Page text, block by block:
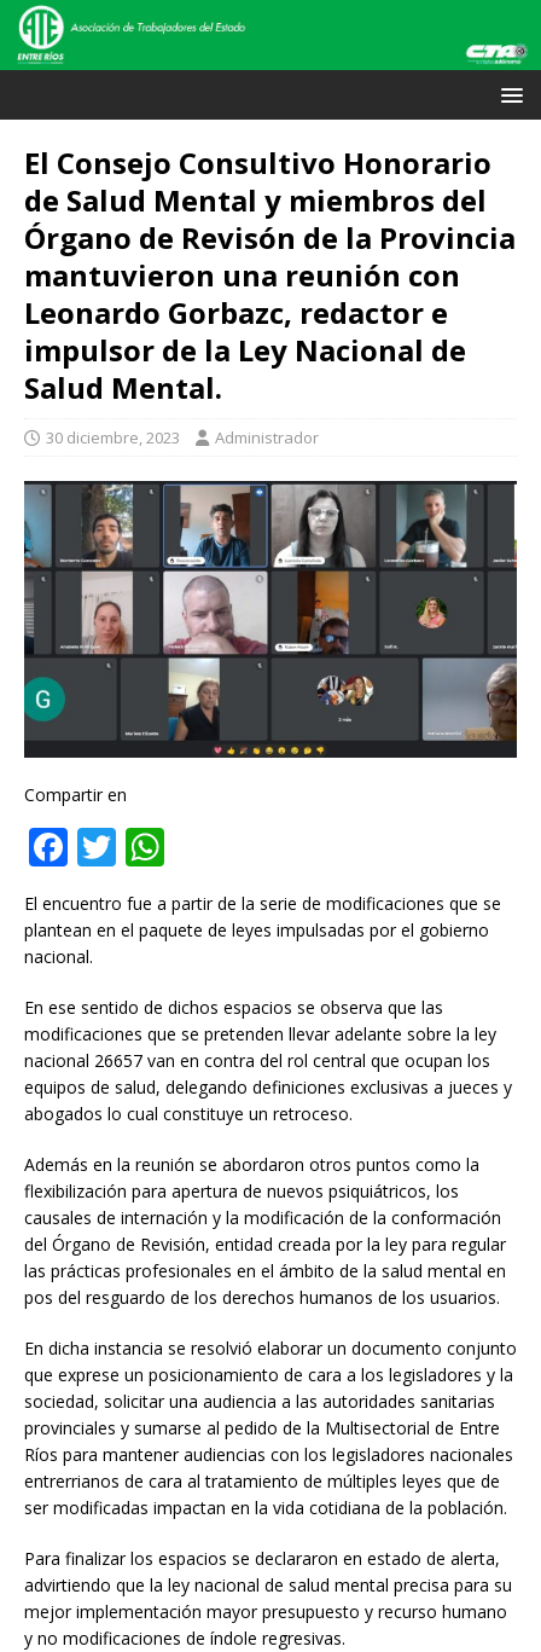
El Consejo Consultivo Honorario
de Salud Mental y miembros del
Órgano de Revisón de la Provincia
mantuvieron una reunión con
Leonardo Gorbazc, redactor e
impulsor de la Ley Nacional de
Salud Mental.
30 diciembre, 2023 Administrador
Compartir en
F
c
e
b
o
o
k
T
w
it
r
at
A
p
p
El encuentro fue a partir de la serie de modificaciones que se
plantean en el paquete de leyes impulsadas por el gobierno
nacional.
En ese sentido de dichos espacios se observa que las
modificaciones que se pretenden llevar adelante sobre la ley
nacional 26657 van en contra del rol central que ocupan los
equipos de salud, delegando definiciones exclusivas a jueces y
abogados lo cual constituye un retroceso.
Además en la reunión se abordaron otros puntos como la
flexibilización para apertura de nuevos psiquiátricos, los
causales de internación y la modificación de la conformación
del Órgano de Revisión, entidad creada por la ley para regular
las prácticas profesionales en el ámbito de la salud mental en
pos del resguardo de los derechos humanos de los usuarios.
En dicha instancia se resolvió elaborar un documento conjunto
que exprese un posicionamiento de cara a los legisladores y la
sociedad, solicitar una audiencia a las autoridades sanitarias
provinciales y sumarse al pedido de la Multisectorial de Entre
Ríos para mantener audiencias con los legisladores nacionales
entrerrianos de cara al tratamiento de múltiples leyes que de
ser modificadas impactan en la vida cotidiana de la población.
Para finalizar los espacios se declararon en estado de alerta,
advirtiendo que la ley nacional de salud mental precisa para su
mejor implementación mayor presupuesto y recurso humano
y no modificaciones de índole regresivas.